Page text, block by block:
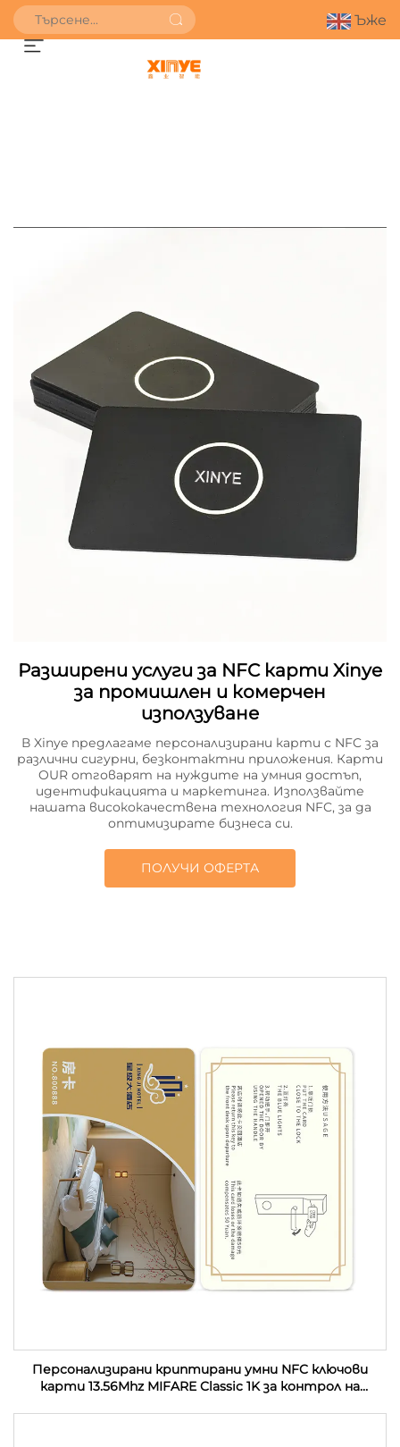
Ъже
Разширени услуги за NFC карти Xinye
за промишлен и комерчен
използуване
В Xinye предлагаме персонализирани карти с NFC за
различни сигурни, безконтактни приложения. Карти
OUR отговарят на нуждите на умния достъп,
идентификацията и маркетинга. Използвайте
нашата висококачествена технология NFC, за да
оптимизирате бизнеса си.
ПОЛУЧИ ОФЕРТА
Персонализирани криптирани умни NFC ключови
карти 13.56Mhz MIFARE Classic 1K за контрол на